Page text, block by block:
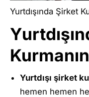
Yurtdışında Şirket
Yurtdışı şirket
hemen hemen